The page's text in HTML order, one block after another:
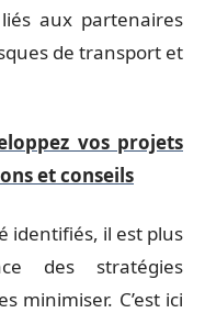
aux partenaires
de transport et
vos projets
et conseils
identifiés, il est plus
des stratégies
minimiser. C’est ici